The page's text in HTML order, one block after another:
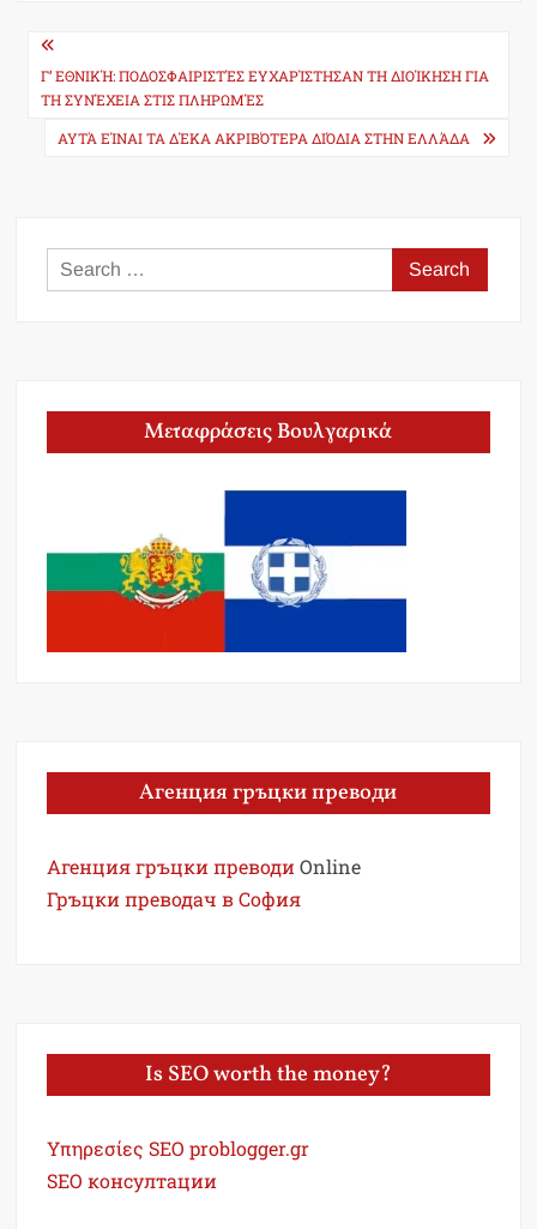
Post
navigation
Γ’ ΕΘΝΙΚΉ: ΠΟΔΟΣΦΑΙΡΙΣΤΈΣ ΕΥΧΑΡΊΣΤΗΣΑΝ ΤΗ ΔΙΟΊΚΗΣΗ ΓΙΑ
ΤΗ ΣΥΝΈΧΕΙΑ ΣΤΙΣ ΠΛΗΡΩΜΈΣ
ΑΥΤΆ ΕΊΝΑΙ ΤΑ ΔΈΚΑ ΑΚΡΙΒΌΤΕΡΑ ΔΙΌΔΙΑ ΣΤΗΝ ΕΛΛΆΔΑ
Search
for:
Μεταφράσεις Βουλγαρικά
Агенция гръцки преводи
Агенция гръцки преводи Online
Гръцки преводач в София
Is SEO worth the money?
Υπηρεσίες SEO problogger.gr
SEO консултации